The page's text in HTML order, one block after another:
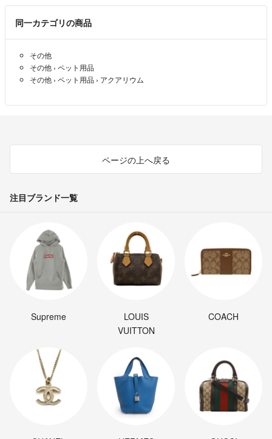
同一カテゴリの商品
その他
その他 › ペット用品
その他 › ペット用品 › アクアリウム
ページの上へ戻る
注目ブランド一覧
Supreme
LOUIS
VUITTON
COACH